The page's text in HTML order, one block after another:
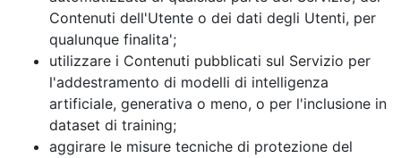
Contenuti dell'Utente o dei dati degli Utenti, per
qualunque finalita';
utilizzare i Contenuti pubblicati sul Servizio per
l'addestramento di modelli di intelligenza
artificiale, generativa o meno, o per l'inclusione in
dataset di training;
aggirare le misure tecniche di protezione del